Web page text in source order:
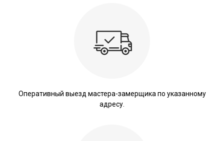
Оперативный выезд мастера-замерщика по указанному
адресу.